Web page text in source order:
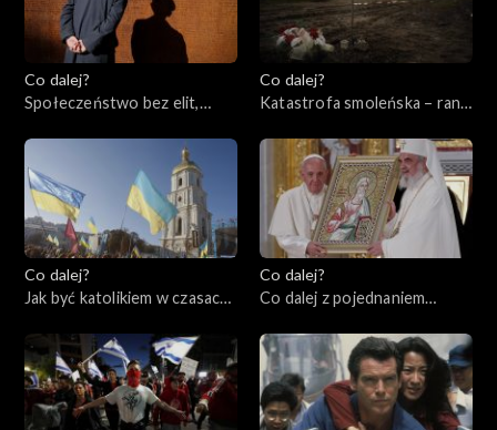
Co dalej?
Społeczeństwo bez elit,
Co dalej?
Katastrofa smoleńska – rana
11.04.2023
Co dalej?
Jak być katolikiem w czasach
Co dalej?
Co dalej z pojednaniem
04.04.2023